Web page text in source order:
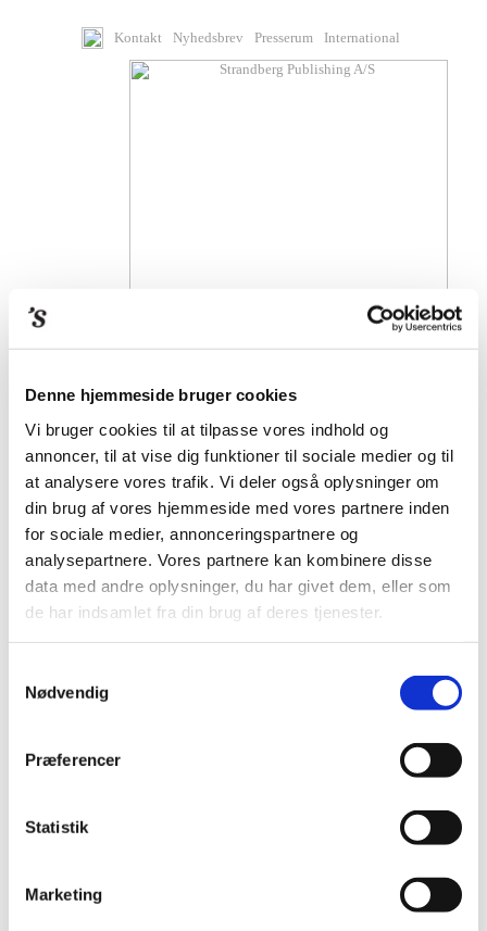
Denne hjemmeside bruger cookies
Vi bruger cookies til at tilpasse vores indhold og
annoncer, til at vise dig funktioner til sociale medier og til
at analysere vores trafik. Vi deler også oplysninger om
din brug af vores hjemmeside med vores partnere inden
for sociale medier, annonceringspartnere og
analysepartnere. Vores partnere kan kombinere disse
data med andre oplysninger, du har givet dem, eller som
de har indsamlet fra din brug af deres tjenester.
Nødvendig
Præferencer
Statistik
Marketing
Kontakt Nyhedsbrev Presserum International
BØGER
KOMMENDE BØGER
FORFATTERE
PRESSEOMTALE
OM FORLAGET
JOHANNES HEDAL